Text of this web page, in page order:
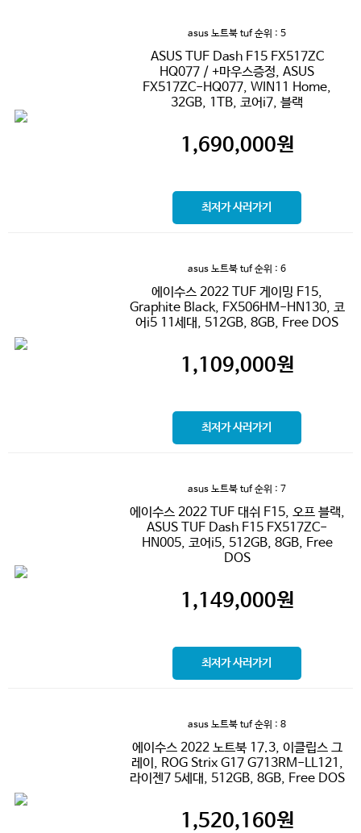
asus 노트북 tuf순위 : 5
ASUS TUF Dash F15 FX517ZC
HQ077 / +마우스증정, ASUS
FX517ZC-HQ077, WIN11 Home,
32GB, 1TB, 코어i7, 블랙
1,690,000원
최저가 사러가기
asus 노트북 tuf순위 : 6
에이수스 2022 TUF 게이밍 F15,
Graphite Black, FX506HM-HN130, 코
어i5 11세대, 512GB, 8GB, Free DOS
1,109,000원
최저가 사러가기
asus 노트북 tuf순위 : 7
에이수스 2022 TUF 대쉬 F15, 오프 블랙,
ASUS TUF Dash F15 FX517ZC-
HN005, 코어i5, 512GB, 8GB, Free
DOS
1,149,000원
최저가 사러가기
asus 노트북 tuf순위 : 8
에이수스 2022 노트북 17.3, 이클립스 그
레이, ROG Strix G17 G713RM-LL121,
라이젠7 5세대, 512GB, 8GB, Free DOS
1,520,160원